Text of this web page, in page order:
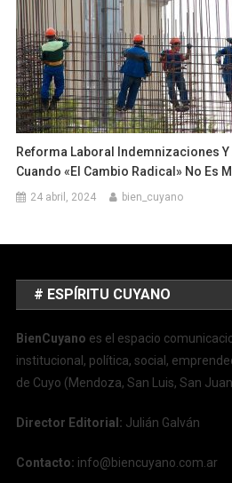
Reforma Laboral Indemnizaciones
Cuando «el Cambio Radical» No Es
24 abril, 2024 bien_cuyano
# ESPÍRITU CUYANO
BienCuyano es el espacio
institucional, política, social,
de Cuyo (Mendoza, San Luis, San
Director Editorial: Julián Galván
Contacto: info@biencuyano.com.ar